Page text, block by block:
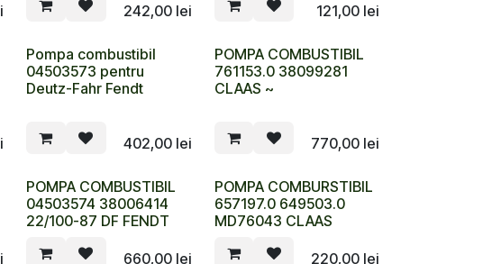
242,00lei 121,00 lei
Pompa combustibil
04503573 pentru
Deutz-Fahr Fendt
402,00lei
POMPA COMBUSTIBIL
761153.0 38099281
CLAAS ~
770,00 lei
POMPA COMBUSTIBIL
04503574 38006414
22/100-87 DF FENDT
660,00lei
POMPA COMBURSTIBIL
657197.0 649503.0
MD76043 CLAAS
220,00 lei